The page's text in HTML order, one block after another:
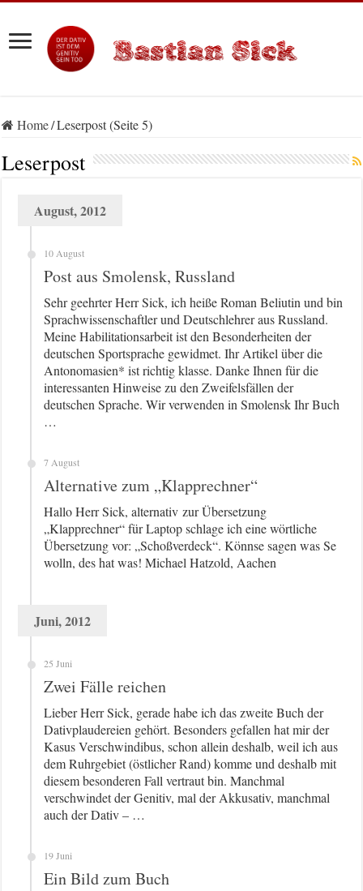
Home/Leserpost (Seite 5)
Leserpost
August, 2012
10 August
Post aus Smolensk, Russland
Sehr geehrter Herr Sick, ich heiße Roman Beliutin und bin
Sprachwissenschaftler und Deutschlehrer aus Russland.
Meine Habilitationsarbeit ist den Besonderheiten der
deutschen Sportsprache gewidmet. Ihr Artikel über die
Antonomasien* ist richtig klasse. Danke Ihnen für die
interessanten Hinweise zu den Zweifelsfällen der
deutschen Sprache. Wir verwenden in Smolensk Ihr Buch
…
7 August
Alternative zum „Klapprechner“
Hallo Herr Sick, alternativ zur Übersetzung
„Klapprechner“ für Laptop schlage ich eine wörtliche
Übersetzung vor: „Schoßverdeck“. Könnse sagen was Se
wolln, des hat was! Michael Hatzold, Aachen
Juni, 2012
25 Juni
Zwei Fälle reichen
Lieber Herr Sick, gerade habe ich das zweite Buch der
Dativplaudereien gehört. Besonders gefallen hat mir der
Kasus Verschwindibus, schon allein deshalb, weil ich aus
dem Ruhrgebiet (östlicher Rand) komme und deshalb mit
diesem besonderen Fall vertraut bin. Manchmal
verschwindet der Genitiv, mal der Akkusativ, manchmal
auch der Dativ – …
19 Juni
Ein Bild zum Buch